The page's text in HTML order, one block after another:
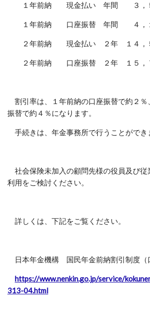
１年前納 現金払い 年間 ３，５
１年前納 口座振替 年間 ４，１
２年前納 現金払い ２年 １４，
２年前納 口座振替 ２年 １５，
割引率は、１年前納の口座振替で約２％
振替で約４％になります。
手続きは、年金事務所で行うことができ
社会保険未加入の顧問先様の役員及び従
利用をご検討ください。
詳しくは、下記をご覧ください。
日本年金機構 国民年金前納割引制度（
https://www.nenkin.go.jp/service/
313-04.html